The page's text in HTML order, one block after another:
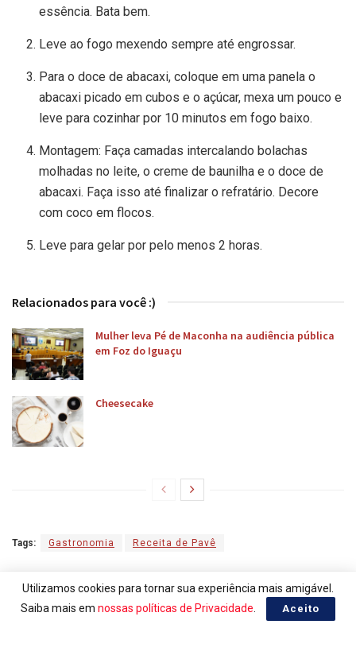
essência. Bata bem.
Leve ao fogo mexendo sempre até engrossar.
Para o doce de abacaxi, coloque em uma panela o
abacaxi picado em cubos e o açúcar, mexa um pouco e
leve para cozinhar por 10 minutos em fogo baixo.
Montagem: Faça camadas intercalando bolachas
molhadas no leite, o creme de baunilha e o doce de
abacaxi. Faça isso até finalizar o refratário. Decore
com coco em flocos.
Leve para gelar por pelo menos 2 horas.
Relacionados para você :)
Mulher leva Pé de Maconha na audiência pública
em Foz do Iguaçu
Cheesecake
Tags: Gastronomia Receita de Pavê
Que tal +Essa?
Utilizamos cookies para tornar sua experiência mais amigável.
Saiba mais em nossas políticas de Privacidade Aceito